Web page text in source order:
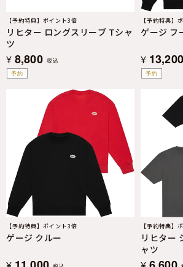
予約
【予約特典】ポイント3倍
リヒター ロングスリーブ Tシャ
ツ
¥ 8,800 税込
予約
【予約特典】
ゲージ フ
¥ 13,200
【予約特典】ポイント3倍
ゲージ クルー
【予約特典】
リヒター
ャツ